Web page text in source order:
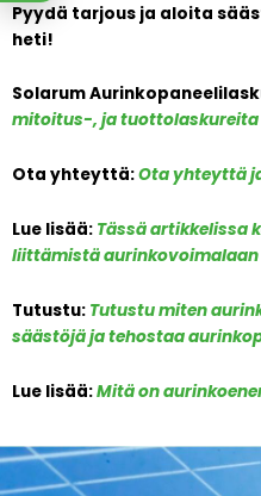
Pyydä tarjous ja aloita
heti!
Solarum
mitoitus-, ja tuottolaskureita
Ota yhteyttä:Ota yhteyttä
Lue lisää: Tässä artikkelissa
liittämistä aurinkovoimalaan
Tutustu: Tutustu miten
säästöjä ja tehostaa
Lue lisää:Mitä on